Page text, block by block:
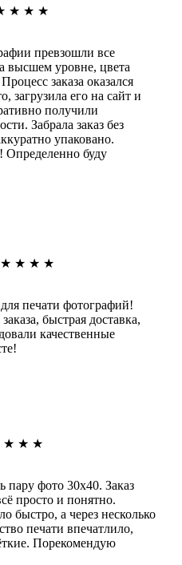
★ ★ ★
превзошли все
высшем уровне, цвета
заказа оказался
загрузила его на сайт и
получили
Забрала заказ без
упаковано.
Определенно буду
★ ★ ★ ★
печати фотографий!
быстрая доставка,
качественные
★ ★ ★
пару фото 30х40. Заказ
просто и понятно.
быстро, а через несколько
печати впечатлило,
Порекомендую